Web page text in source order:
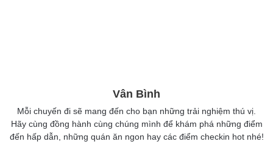
Vân Bình
Mỗi chuyến đi sẽ mang đến cho bạn những trải nghiệm thú vị.
Hãy cùng đồng hành cùng chúng mình để khám phá những điểm
đến hấp dẫn, những quán ăn ngon hay các điểm checkin hot nhé!